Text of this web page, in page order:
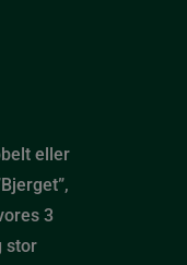
eller
3
stor